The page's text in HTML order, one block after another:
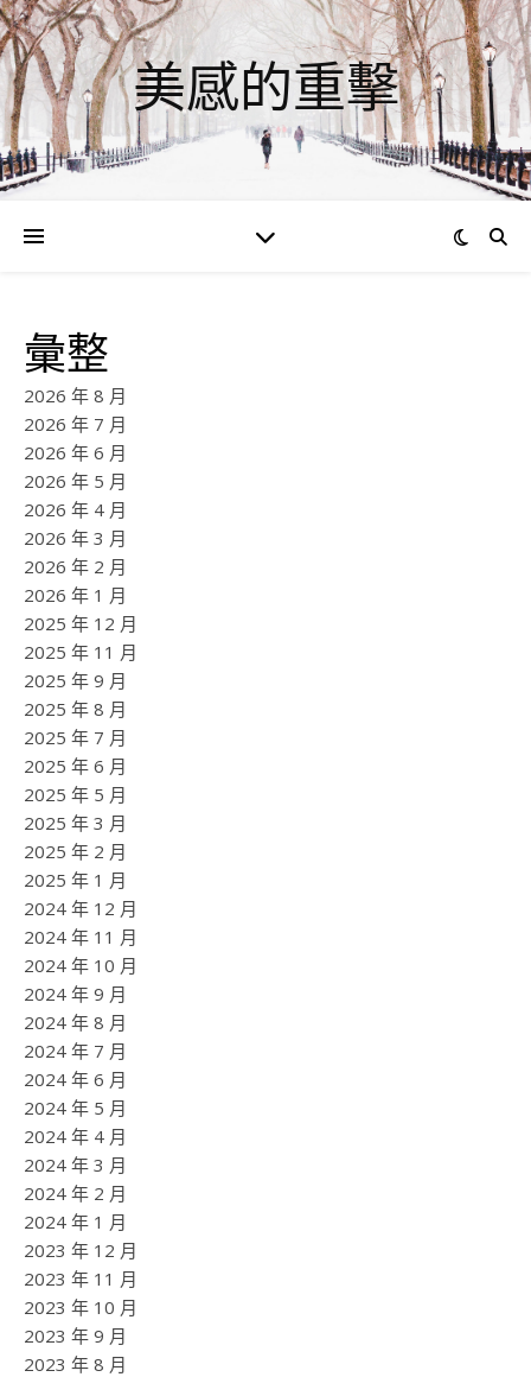
美感的重擊
彙整
2026 年 8 月
2026 年 7 月
2026 年 6 月
2026 年 5 月
2026 年 4 月
2026 年 3 月
2026 年 2 月
2026 年 1 月
2025 年 12 月
2025 年 11 月
2025 年 9 月
2025 年 8 月
2025 年 7 月
2025 年 6 月
2025 年 5 月
2025 年 3 月
2025 年 2 月
2025 年 1 月
2024 年 12 月
2024 年 11 月
2024 年 10 月
2024 年 9 月
2024 年 8 月
2024 年 7 月
2024 年 6 月
2024 年 5 月
2024 年 4 月
2024 年 3 月
2024 年 2 月
2024 年 1 月
2023 年 12 月
2023 年 11 月
2023 年 10 月
2023 年 9 月
2023 年 8 月